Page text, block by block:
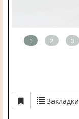
1 2 3
Закладки